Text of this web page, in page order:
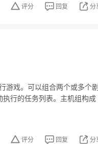
评分 回复 分
游戏。可以组合两个或多个
行的任务列表。主机组构成
评分 回复 分